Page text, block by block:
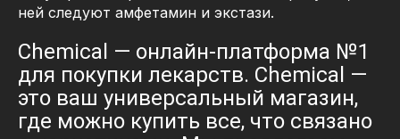
ней следуют амфетамин и экстази.
Chemical — онлайн-платформа №1
для покупки лекарств. Chemical —
это ваш универсальный магазин,
где можно купить все, что связано